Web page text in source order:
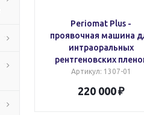
Periomat Plus -
проявочная машина
интраоральных
рентгеновских
Артикул: 1307-01
220 000